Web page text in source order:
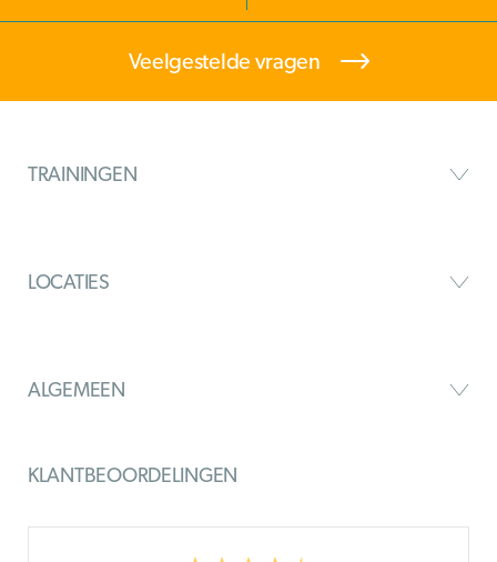
Veelgestelde vragen
TRAININGEN
LOCATIES
ALGEMEEN
KLANTBEOORDELINGEN